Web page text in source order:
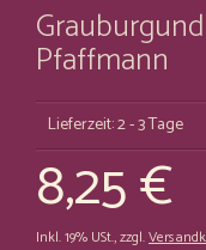
Pfaffmann
Lieferzeit: 2 - 3 Tage
8,25 €
Inkl. 19% USt.,zzgl.